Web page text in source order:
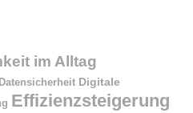
im Alltag
Datensicherheit Digitale
Effizienzsteigerung